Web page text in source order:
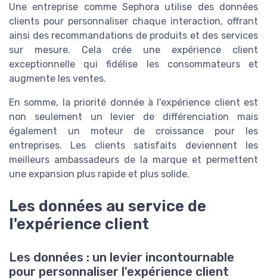
Une entreprise comme Sephora utilise des données
clients pour personnaliser chaque interaction, offrant
ainsi des recommandations de produits et des services
sur mesure. Cela crée une expérience client
exceptionnelle qui fidélise les consommateurs et
augmente les ventes.
En somme, la priorité donnée à l'expérience client est
non seulement un levier de différenciation mais
également un moteur de croissance pour les
entreprises. Les clients satisfaits deviennent les
meilleurs ambassadeurs de la marque et permettent
une expansion plus rapide et plus solide.
Les données au service de
l'expérience client
Les données : un levier incontournable
pour personnaliser l'expérience client